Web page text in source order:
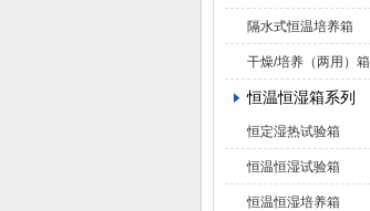
隔水式恒温培养箱
干燥/培养（两用）箱
恒温恒湿箱系列
恒定湿热试验箱
恒温恒湿试验箱
恒温恒湿培养箱